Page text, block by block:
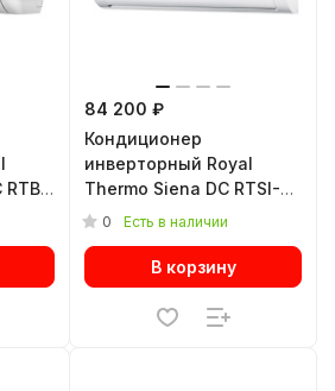
RTBI-
84 200 ₽
Кондиционер
инверторный Royal
Thermo Siena DC RTSI-
18HN8
0 Есть в наличии
В корзину